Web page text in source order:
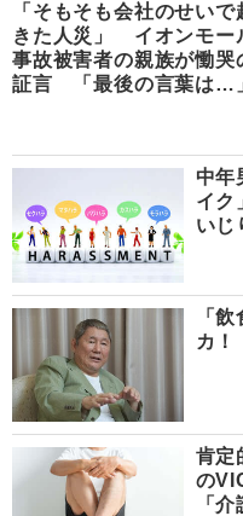
「そもそも会社のせいで
きた人災」 イオンモー
事故被害者の親族が慟哭
証言 「最後の言葉は…
中年
イク
いじ
「
カ
肯定
の
「